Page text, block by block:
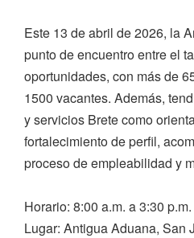
Este 13 de abril de 2026, la
punto de encuentro entre el
oportunidades, con más de
1500 vacantes. Además,
y servicios Brete como
fortalecimiento de perfil,
proceso de empleabilidad y
Horario: 8:00 a.m. a 3:30 p.m.
Lugar: Antigua Aduana, San